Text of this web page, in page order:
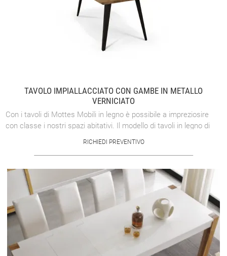
TAVOLO IMPIALLACCIATO CON GAMBE IN METALLO
VERNICIATO
Con i tavoli di Mottes Mobili in legno è possibile a impreziosire
con classe i nostri spazi abitativi. Il modello di tavoli in legno di
RICHIEDI PREVENTIVO